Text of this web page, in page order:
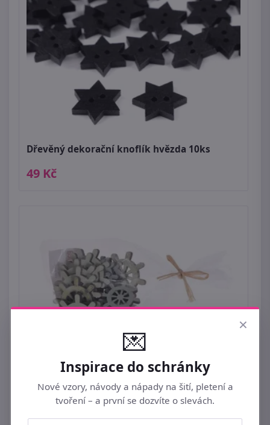
Dřevěný dekorační knoflík hvězda 10ks
49 Kč
Dekorace kormidla 16 kusů
89 Kč
×
💌
Inspirace do schránky
Nové vzory, návody a nápady na šití, pletení a
tvoření – a první se dozvíte o slevách.